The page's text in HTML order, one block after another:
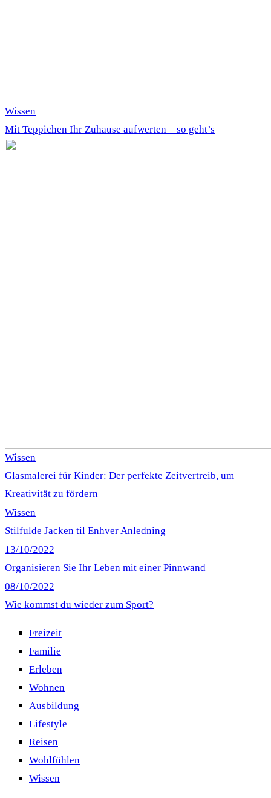
Wissen
Mit Teppichen Ihr Zuhause aufwerten – so geht’s
Wissen
Glasmalerei für Kinder: Der perfekte Zeitvertreib, um
Kreativität zu fördern
Wissen
Stilfulde Jacken til Enhver Anledning
13/10/2022
Organisieren Sie Ihr Leben mit einer Pinnwand
08/10/2022
Wie kommst du wieder zum Sport?
Freizeit
Familie
Erleben
Wohnen
Ausbildung
Lifestyle
Reisen
Wohlfühlen
Wissen